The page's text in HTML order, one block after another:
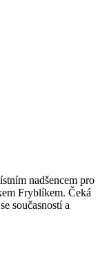
nadšencem pro
Fryblíkem. Čeká
současností a